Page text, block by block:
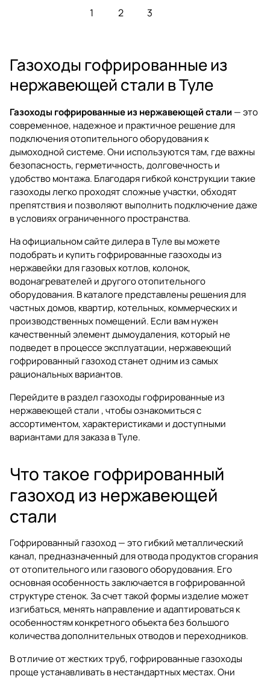
1 2 3
Газоходы гофрированные из
нержавеющей стали в Туле
Газоходы гофрированные из нержавеющей стали — это
современное, надежное и практичное решение для
подключения отопительного оборудования к
дымоходной системе. Они используются там, где важны
безопасность, герметичность, долговечность и
удобство монтажа. Благодаря гибкой конструкции такие
газоходы легко проходят сложные участки, обходят
препятствия и позволяют выполнить подключение даже
в условиях ограниченного пространства.
На официальном сайте дилера в Туле вы можете
подобрать и купить гофрированные газоходы из
нержавейки для газовых котлов, колонок,
водонагревателей и другого отопительного
оборудования. В каталоге представлены решения для
частных домов, квартир, котельных, коммерческих и
производственных помещений. Если вам нужен
качественный элемент дымоудаления, который не
подведет в процессе эксплуатации, нержавеющий
гофрированный газоход станет одним из самых
рациональных вариантов.
Перейдите в раздел газоходы гофрированные из
нержавеющей стали, чтобы ознакомиться с
ассортиментом, характеристиками и доступными
вариантами для заказа в Туле.
Что такое гофрированный
газоход из нержавеющей
стали
Гофрированный газоход — это гибкий металлический
канал, предназначенный для отвода продуктов сгорания
от отопительного или газового оборудования. Его
основная особенность заключается в гофрированной
структуре стенок. За счет такой формы изделие может
изгибаться, менять направление и адаптироваться к
особенностям конкретного объекта без большого
количества дополнительных отводов и переходников.
В отличие от жестких труб, гофрированные газоходы
проще устанавливать в нестандартных местах. Они